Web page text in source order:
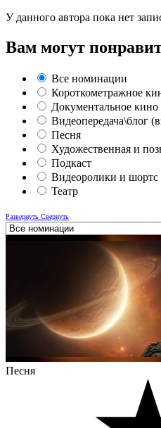
У данного автора пока нет
Вам могут
Все номинации
Короткометражное
Документальное кино
Видеопередача\блог
Песня
Художественная и
Подкаст
Видеоролики и шортс
Театр
Развернуть Свернуть
Песня